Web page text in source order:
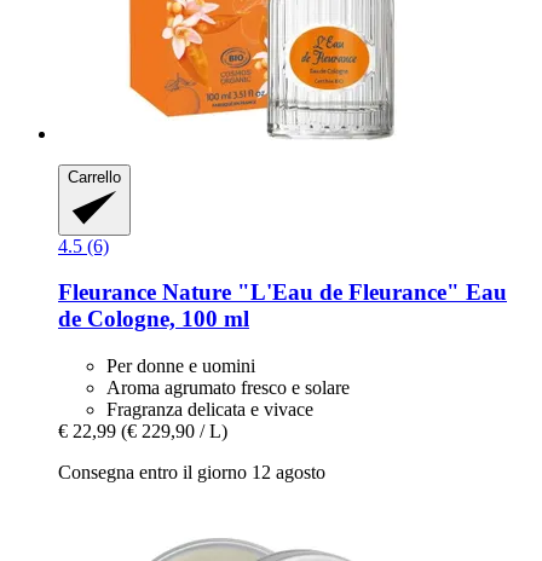
Carrello
4.5 (6)
Fleurance Nature "L'Eau de Fleurance" Eau
de Cologne, 100 ml
Per donne e uomini
Aroma agrumato fresco e solare
Fragranza delicata e vivace
€ 22,99 (€ 229,90 / L)
Consegna entro il giorno 12 agosto